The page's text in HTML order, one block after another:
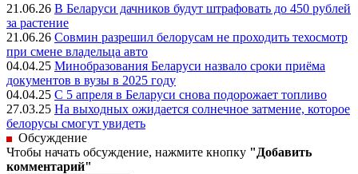
21.06.26 В Беларуси дачников будут штрафовать до 450 рублей
за растение
21.06.26 Совмин разрешил белорусам не проходить техосмотр
при смене владельца авто
04.04.25 Минобразования Беларуси назвало сроки приёма
документов в вузы в 2025 году
04.04.25 С 5 апреля в Беларуси снова подорожает топливо
27.03.25 На выходных ожидается солнечное затмение, которое
белорусы смогут увидеть
Обсуждение
Чтобы начать обсуждение, нажмите кнопку "Добавить
комментарий"